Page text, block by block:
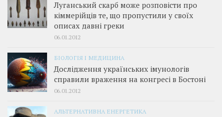
Луганський скарб може розповісти про
кіммерійців те, що пропустили у своїх
описах давні греки
06.01.2012
БІОЛОГІЯ І МЕДИЦИНА
Дослідження українських імунологів
справили враження на конгресі в Бостоні
06.01.2012
АЛЬТЕРНАТИВНА ЕНЕРГЕТИКА